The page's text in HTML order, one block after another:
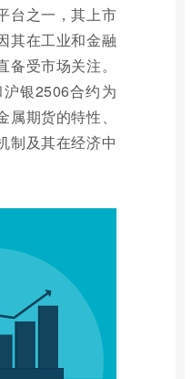
台之一，其上市
其在工业和金融
受市场关注。
银2506合约为
期货的特性、
制及其在经济中